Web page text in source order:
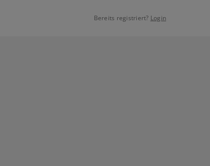
Bereits registriert? Login